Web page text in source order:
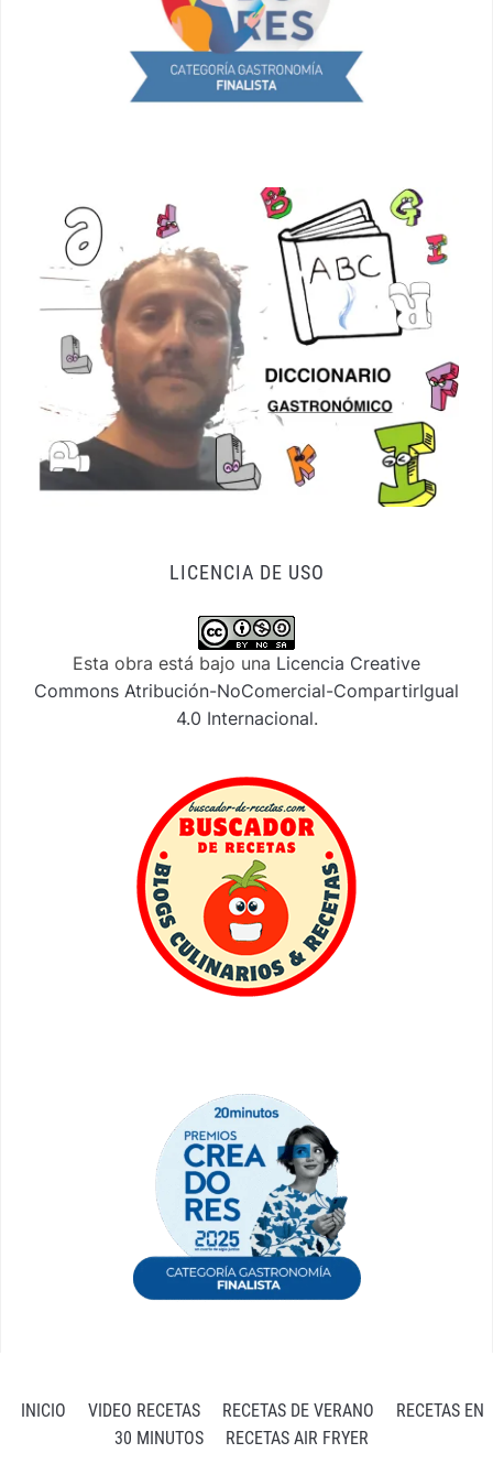
LICENCIA DE USO
Esta obra está bajo una Licencia Creative
Commons Atribución-NoComercial-CompartirIgual
4.0 Internacional.
INICIO VIDEO RECETAS RECETAS DE VERANO
RECETAS EN
30 MINUTOS
RECETAS AIR FRYER